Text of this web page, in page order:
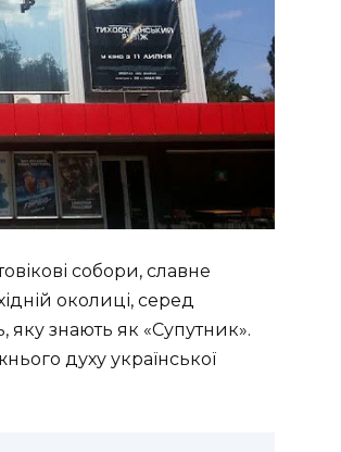
собори, славне
околиці, серед
яку знають як «Супутник».
духу української